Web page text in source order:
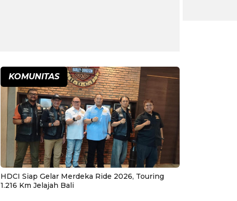
KOMUNITAS
HDCI Siap Gelar Merdeka Ride 2026, Touring
1.216 Km Jelajah Bali